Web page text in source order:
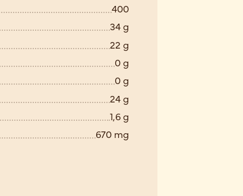
400
34 g
22 g
0 g
0 g
24 g
1,6 g
670 mg